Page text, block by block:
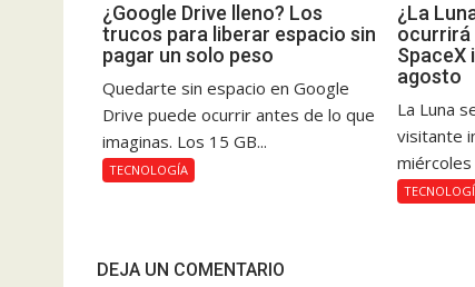
¿Google Drive lleno? Los
trucos para liberar espacio sin
pagar un solo peso
Quedarte sin espacio en Google
Drive puede ocurrir antes de lo que
imaginas. Los 15 GB...
TECNOLOGÍA
¿La
ocurrirá
SpaceX
agosto
La Luna
visitante
miércoles
DEJA UN COMENTARIO